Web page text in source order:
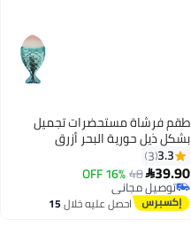
طقم فرشاة مستحضرات تجميل
بشكل ذيل حورية البحر أزرق
3.3
3
39.90
48
16% OFF
توصيل مجاني
توصيل مجانياحصل عليه خلال15